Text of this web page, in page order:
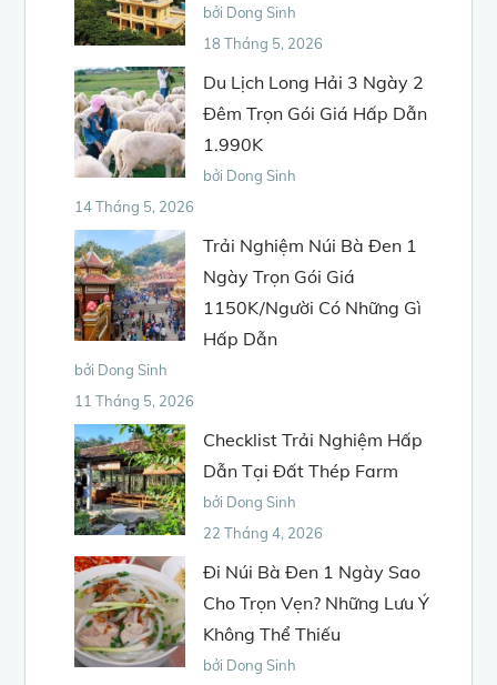
bởi Dong Sinh
18 Tháng 5, 2026
Du Lịch Long Hải 3 Ngày 2
Đêm Trọn Gói Giá Hấp Dẫn
1.990K
bởi Dong Sinh
14 Tháng 5, 2026
Trải Nghiệm Núi Bà Đen 1
Ngày Trọn Gói Giá
1150K/Người Có Những Gì
Hấp Dẫn
bởi Dong Sinh
11 Tháng 5, 2026
Checklist Trải Nghiệm Hấp
Dẫn Tại Đất Thép Farm
bởi Dong Sinh
22 Tháng 4, 2026
Đi Núi Bà Đen 1 Ngày Sao
Cho Trọn Vẹn? Những Lưu Ý
Không Thể Thiếu
bởi Dong Sinh